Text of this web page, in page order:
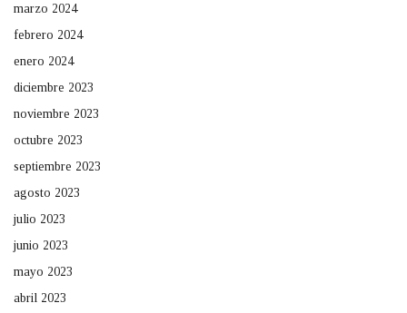
marzo 2024
febrero 2024
enero 2024
diciembre 2023
noviembre 2023
octubre 2023
septiembre 2023
agosto 2023
julio 2023
junio 2023
mayo 2023
abril 2023